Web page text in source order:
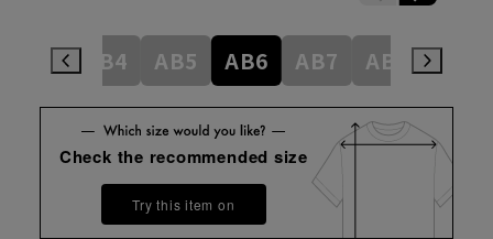
AB4 AB5 AB6 AB7 AB8
Check the recommended size
Try this item on